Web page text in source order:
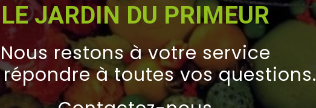
LE JARDIN DU PRIMEUR
Nous restons à votre service
à toutes vos questions.